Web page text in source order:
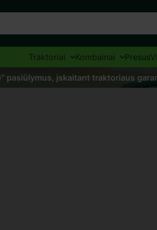
Traktoriai Kombainai Presus
pasiūlymus, įskaitant traktoriaus